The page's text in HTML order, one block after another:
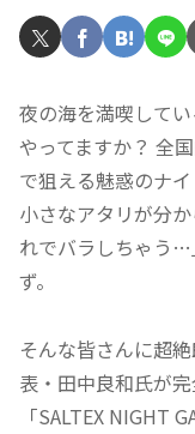
夜の海を満喫して
やってますか？ 全
で狙える魅惑のナ
小さなアタリが分
れでバラしちゃう…
ず。
そんな皆さんに超
表・田中良和氏が
「SALTEX NIGHT